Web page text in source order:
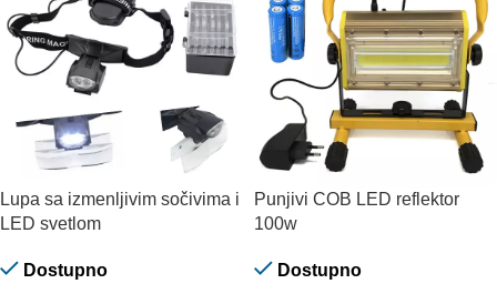
Lupa sa izmenljivim sočivima i
LED svetlom
Dostupno
Punjivi COB LED reflektor
100w
Dostupno